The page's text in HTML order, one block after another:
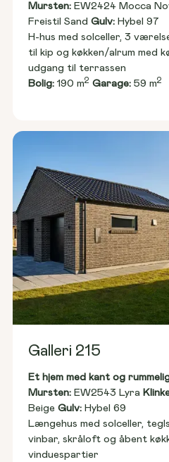
Mursten: EW2424 Mocca
Freistil Sand Gulv: Hybel 97
H-hus med solceller, 3
til kip og køkken/alrum med
udgang til terrassen
Bolig: 190 m2 Garage: 59 m2
Galleri 215
Et hjem med kant og
Mursten: EW2543 Lyra
Beige Gulv: Hybel 69
Længehus med solceller,
vinbar, skråloft og åbent
vinduespartier